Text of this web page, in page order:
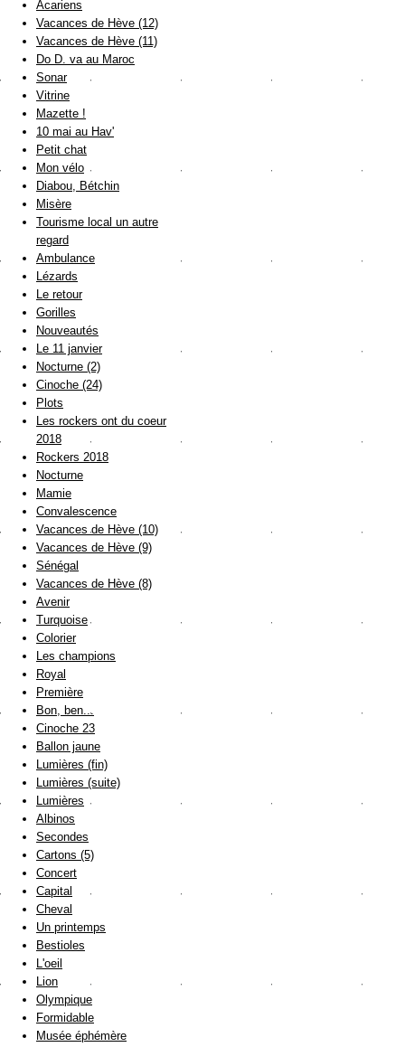
Acariens
Vacances de Hève (12)
Vacances de Hève (11)
Do D. va au Maroc
Sonar
Vitrine
Mazette !
10 mai au Hav'
Petit chat
Mon vélo
Diabou, Bétchin
Misère
Tourisme local un autre
regard
Ambulance
Lézards
Le retour
Gorilles
Nouveautés
Le 11 janvier
Nocturne (2)
Cinoche (24)
Plots
Les rockers ont du coeur
2018
Rockers 2018
Nocturne
Mamie
Convalescence
Vacances de Hève (10)
Vacances de Hève (9)
Sénégal
Vacances de Hève (8)
Avenir
Turquoise
Colorier
Les champions
Royal
Première
Bon, ben...
Cinoche 23
Ballon jaune
Lumières (fin)
Lumières (suite)
Lumières
Albinos
Secondes
Cartons (5)
Concert
Capital
Cheval
Un printemps
Bestioles
L'oeil
Lion
Olympique
Formidable
Musée éphémère